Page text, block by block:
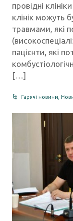
провідні
клінік можуть
травмами, які
пацієнти, які
[…]
Гарячі новини ,